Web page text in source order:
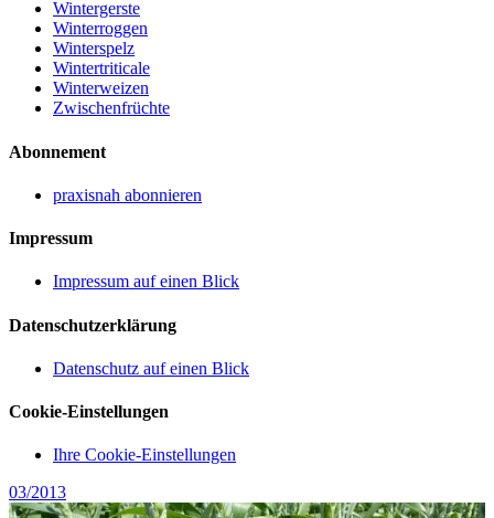
Wintergerste
Winterroggen
Winterspelz
Wintertriticale
Winterweizen
Zwischenfrüchte
Abonnement
praxisnah abonnieren
Impressum
Impressum auf einen Blick
Datenschutzerklärung
Datenschutz auf einen Blick
Cookie-Einstellungen
Ihre Cookie-Einstellungen
03/2013